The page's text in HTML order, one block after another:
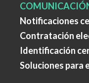
Notificaciones
Contratación
Identificación
Soluciones para